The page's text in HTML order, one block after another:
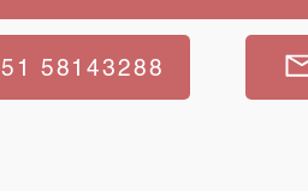
58143288